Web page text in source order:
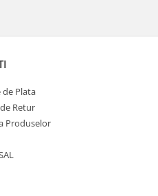
Plata
Retur
Produselor